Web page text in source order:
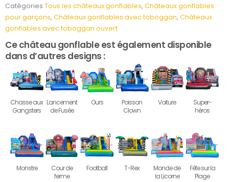
avec
Toboggan
Catégories Tous les châteaux gonflables, Châteaux gonflables
pour garçons, Châteaux gonflables avec toboggan, Châteaux
gonflables avec toboggan ouvert
Ce château gonflable est également disponible
dans d’autres designs :
Chasse aux
Gangsters
Lancement
de Fusée
Ours
Poisson
Clown
Voiture
Super-
héros
Monstre
Cour de
ferme
Football T-Rex
Monde de
la Licorne
Fête sur la
Plage